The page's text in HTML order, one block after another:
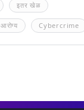
इतर खेळ
आरोग्य Cybercrime